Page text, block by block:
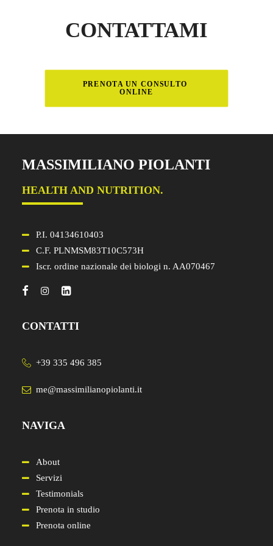
CONTATTAMI
PRENOTA UN CONSULTO
ONLINE
MASSIMILIANO PIOLANTI
HEALTH AND NUTRITION.
P.I. 04134610403
C.F. PLNMSM83T10C573H
Iscr. ordine nazionale dei biologi n. AA070467
CONTATTI
+39 335 496 385
me@massimilianopiolanti.it
NAVIGA
About
Servizi
Testimonials
Prenota in studio
Prenota online